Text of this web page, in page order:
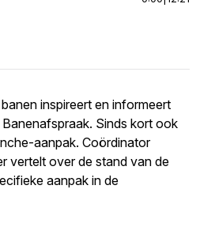
inspireert en informeert
Sinds kort ook
aanpak. Coördinator
vertelt over de stand van de
aanpak in de